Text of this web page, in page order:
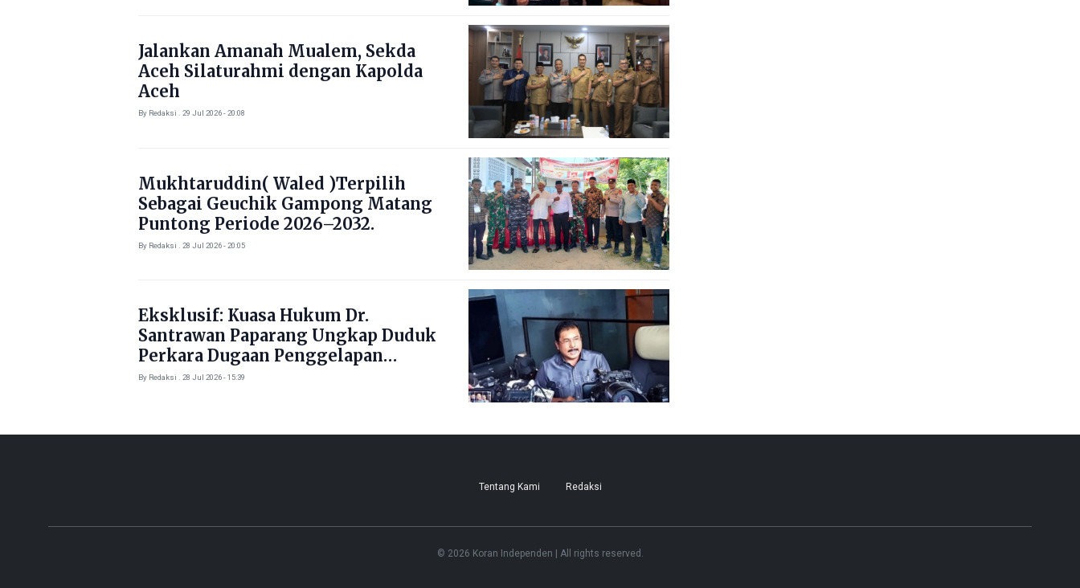
Jalankan Amanah Mualem, Sekda
Aceh Silaturahmi dengan Kapolda
Aceh
By Redaksi . 29 Jul 2026 - 20:08
Mukhtaruddin( Waled )Terpilih
Sebagai Geuchik Gampong Matang
Puntong Periode 2026–2032.
By Redaksi . 28 Jul 2026 - 20:05
Eksklusif: Kuasa Hukum Dr.
Santrawan Paparang Ungkap Duduk
Perkara Dugaan Penggelapan
Kendaraan Rp1,5 Miliar
By Redaksi . 28 Jul 2026 - 15:39
Tentang Kami Redaksi
© 2026 Koran Independen | All rights reserved.